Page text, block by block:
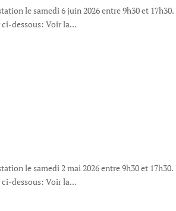
le samedi 6 juin 2026 entre 9h30 et 17h30.
dessous: Voir la...
le samedi 2 mai 2026 entre 9h30 et 17h30.
dessous: Voir la...